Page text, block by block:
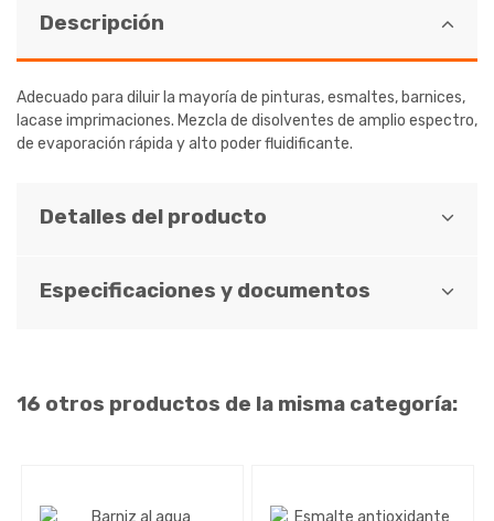
Descripción
Adecuado para diluir la mayoría de pinturas, esmaltes, barnices,
lacase imprimaciones. Mezcla de disolventes de amplio espectro,
de evaporación rápida y alto poder fluidificante.
Detalles del producto
Especificaciones y documentos
16 otros productos de la misma categoría: